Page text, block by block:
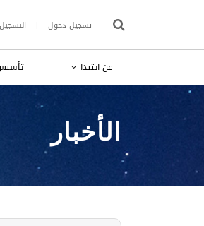
تسجيل دخول | التسجيل
عن ايتيدا
الأخبار